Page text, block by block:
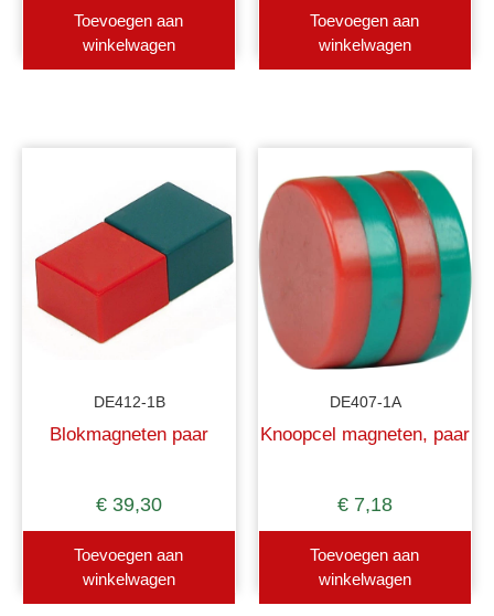
Toevoegen aan
winkelwagen
Toevoegen aan
winkelwagen
DE412-1B
Blokmagneten paar
€ 39,30
Toevoegen aan
winkelwagen
DE407-1A
Knoopcel magneten, paar
€ 7,18
Toevoegen aan
winkelwagen